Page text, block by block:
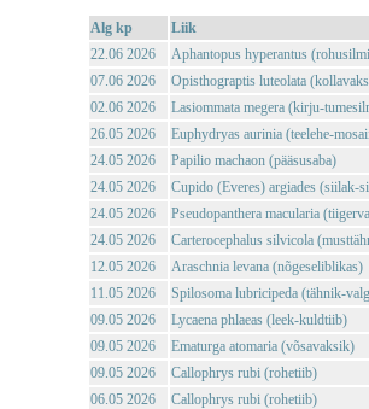
Alg kp
Liik
22.06 2026
Aphantopus hyperantus
07.06 2026
Opisthograptis luteolata
02.06 2026
Lasiommata megera (kirju-
26.05 2026
Euphydryas aurinia (teelehe-
24.05 2026
Papilio machaon (pääsusaba)
24.05 2026
Cupido (Everes) argiades (siilak-
24.05 2026
Pseudopanthera macularia
24.05 2026
Carterocephalus silvicola
12.05 2026
Araschnia levana (nõgeseliblikas)
11.05 2026
Spilosoma lubricipeda (tähnik-
09.05 2026
Lycaena phlaeas (leek-kuldtiib)
09.05 2026
Ematurga atomaria (võsavaksik)
09.05 2026
Callophrys rubi (rohetiib)
06.05 2026
Callophrys rubi (rohetiib)